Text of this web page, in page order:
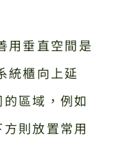
用垂直空間是
統櫃向上延
區域，例如
則放置常用